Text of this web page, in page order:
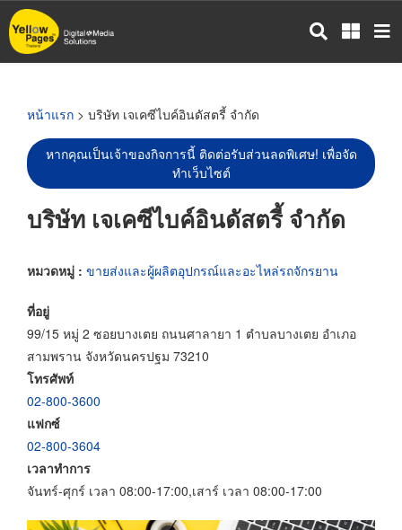
ข้าม
ไป
หน้าแรก > บริษัท เจเคซีไบค์อินดัสตรี้ จำกัด
หากคุณเป็นเจ้าของกิจการนี้ ติดต่อรับส่วนลดพิเศษ! เพื่อจัด
ทำเว็บไซต์
บริษัท เจเคซีไบค์อินดัสตรี้ จำกัด
หมวดหมู่ : ขายส่งและผู้ผลิตอุปกรณ์และอะไหล่รถจักรยาน
ที่อยู่
99/15 หมู่ 2 ซอยบางเตย ถนนศาลายา 1 ตำบลบางเตย อำเภอ
สามพราน จังหวัดนครปฐม 73210
โทรศัพท์
02-800-3600
แฟกซ์
02-800-3604
เวลาทำการ
จันทร์-ศุกร์ เวลา 08:00-17:00,เสาร์ เวลา 08:00-17:00